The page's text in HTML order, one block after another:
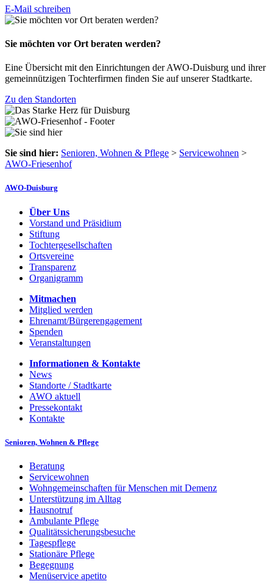
E-Mail schreiben
Sie möchten vor Ort beraten werden?
Eine Übersicht mit den Einrichtungen der AWO-Duisburg und ihrer
gemeinnützigen Tochterfirmen finden Sie auf unserer Stadtkarte.
Zu den Standorten
Sie sind hier: Senioren, Wohnen & Pflege > Servicewohnen >
AWO-Friesenhof
AWO-Duisburg
Über Uns
Vorstand und Präsidium
Stiftung
Tochtergesellschaften
Ortsvereine
Transparenz
Organigramm
Mitmachen
Mitglied werden
Ehrenamt/Bürgerengagement
Spenden
Veranstaltungen
Informationen & Kontakte
News
Standorte / Stadtkarte
AWO aktuell
Pressekontakt
Kontakte
Senioren, Wohnen & Pflege
Beratung
Servicewohnen
Wohngemeinschaften für Menschen mit Demenz
Unterstützung im Alltag
Hausnotruf
Ambulante Pflege
Qualitätssicherungsbesuche
Tagespflege
Stationäre Pflege
Begegnung
Menüservice apetito